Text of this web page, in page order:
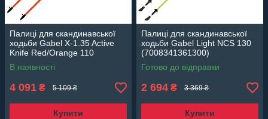
Палиці для скандинавської
ходьби Gabel X-1.35 Active
Knife Red/Orange 110
(7009361151100)
В наявності
4 091 ₴ 5 109 ₴
Купити
Палиці для скандинавської
ходьби Gabel Light NCS 130
(7008341361300)
Готово до відправки
2 694 ₴ 3 369 ₴
Купити